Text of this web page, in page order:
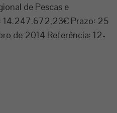
de Pescas e
14.247.672,23€ Prazo: 25
de 2014 Referência: 12-